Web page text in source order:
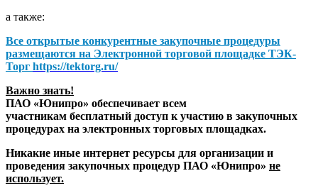
а также:
Все открытые конкурентные закупочные процедуры
размещаются на Электронной торговой площадке ТЭК-
Торг https://tektorg.ru/
Важно знать!
ПАО «Юнипро» обеспечивает всем
участникам бесплатный доступ к участию в закупочных
процедурах на электронных торговых площадках.
Никакие иные интернет ресурсы для организации и
проведения закупочных процедур ПАО «Юнипро» не
использует.